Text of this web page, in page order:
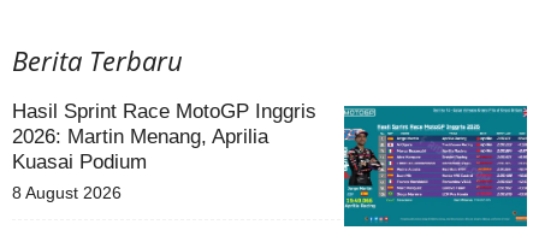
Berita Terbaru
Hasil Sprint Race MotoGP Inggris
2026: Martin Menang, Aprilia
Kuasai Podium
8 August 2026